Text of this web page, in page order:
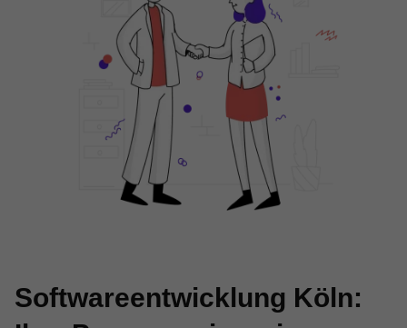
Softwareentwicklung Köln: